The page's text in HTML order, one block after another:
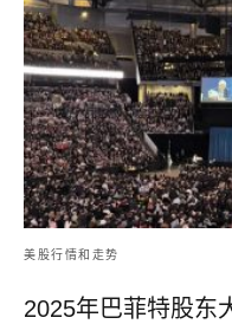
美股行情和走势
2025年巴菲特股东